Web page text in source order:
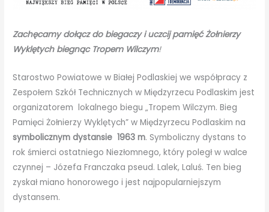
Zachęcamy dołącz do biegaczy i uczcij pamięćŻołnierzy
Wyklętych biegnąc Tropem Wilczym!
Starostwo Powiatowe w Białej Podlaskiej we współpracy z
Zespołem Szkół Technicznych w Międzyrzecu Podlaskim jest
organizatorem lokalnego biegu „Tropem Wilczym. Bieg
Pamięci Żołnierzy Wyklętych” w Międzyrzecu Podlaskim na
symbolicznym dystansie 1963 m. Symboliczny dystans to
rok śmierci ostatniego Niezłomnego, który poległ w walce
czynnej – Józefa Franczaka pseud. Lalek, Laluś. Ten bieg
zyskał miano honorowego i jest najpopularniejszym
dystansem.